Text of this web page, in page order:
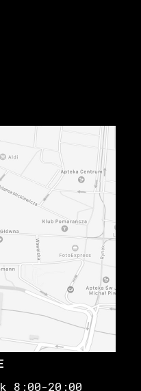
8:00-20:00